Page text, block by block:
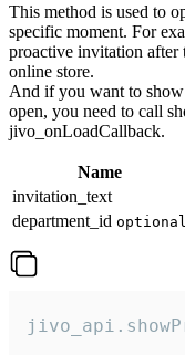
This method is used to
specific moment. For
proactive invitation after
online store.
And if you want to
open, you need to call
jivo_onLoadCallback.
Name
invitation_text
department_id optional